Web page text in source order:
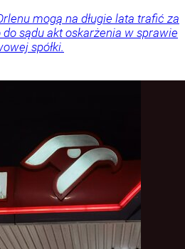
mogą na długie lata trafić za
do sądu akt oskarżenia w sprawie
spółki.